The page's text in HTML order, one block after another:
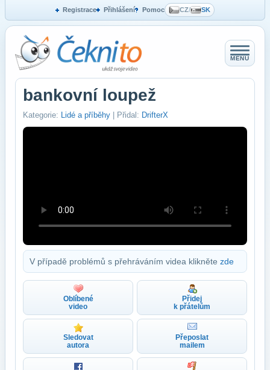
Registrace Přihlášení Pomoc CZ/ SK
MENU
bankovní loupež
Kategorie: Lidé a příběhy | Přidal: DrifterX
V případě problémů s přehráváním videa klikněte zde
Oblíbené
video
Přidej
k přátelům
Sledovat
autora
Přeposlat
mailem